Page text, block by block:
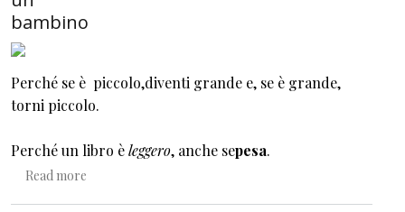
bambino
Perché se è piccolo,diventi grande e, se è grande,
torni piccolo.
Perché un libro èleggero, anche sepesa.
Read more